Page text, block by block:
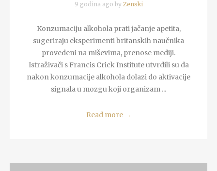
9 godina ago by Zenski
Konzumaciju alkohola prati jačanje apetita,
sugeriraju eksperimenti britanskih naučnika
provedeni na miševima, prenose mediji.
Istraživači s Francis Crick Institute utvrdili su da
nakon konzumacije alkohola dolazi do aktivacije
signala u mozgu koji organizam ...
Read more →